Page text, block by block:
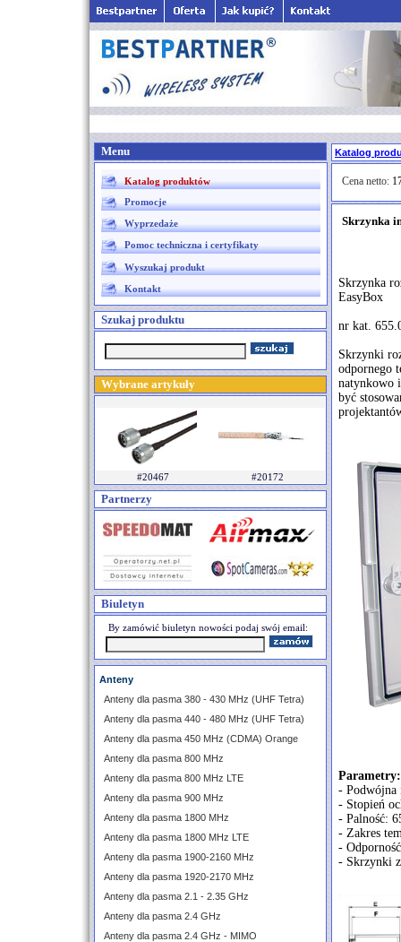
Menu
Katalog produktów
Promocje
Wyprzedaże
Pomoc techniczna i certyfikaty
Wyszukaj produkt
Kontakt
Szukaj produktu
Wybrane artykuły
#20467 #20172
Partnerzy
Biuletyn
By zamówić biuletyn nowości podaj swój email:
Anteny
Anteny dla pasma 380 - 430 MHz (UHF Tetra)
Anteny dla pasma 440 - 480 MHz (UHF Tetra)
Anteny dla pasma 450 MHz (CDMA) Orange
Anteny dla pasma 800 MHz
Anteny dla pasma 800 MHz LTE
Anteny dla pasma 900 MHz
Anteny dla pasma 1800 MHz
Anteny dla pasma 1800 MHz LTE
Anteny dla pasma 1900-2160 MHz
Anteny dla pasma 1920-2170 MHz
Anteny dla pasma 2.1 - 2.35 GHz
Anteny dla pasma 2.4 GHz
Anteny dla pasma 2.4 GHz - MIMO
Katalog
Cena netto:
Skrzynka
Skrzynka
EasyBox
nr kat.
Skrzynki
odpornego
natynkowo
być
Parametry:
- Podwójna
- Stopień
- Palność:
- Zakres
-
- Skrzynki